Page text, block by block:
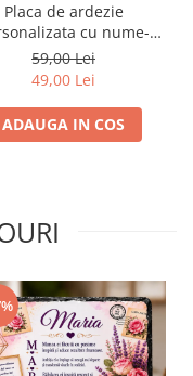
Placa de ardezie
cu nume-
Rares
59,00 Lei
49,00 Lei
ADAUGA IN COS